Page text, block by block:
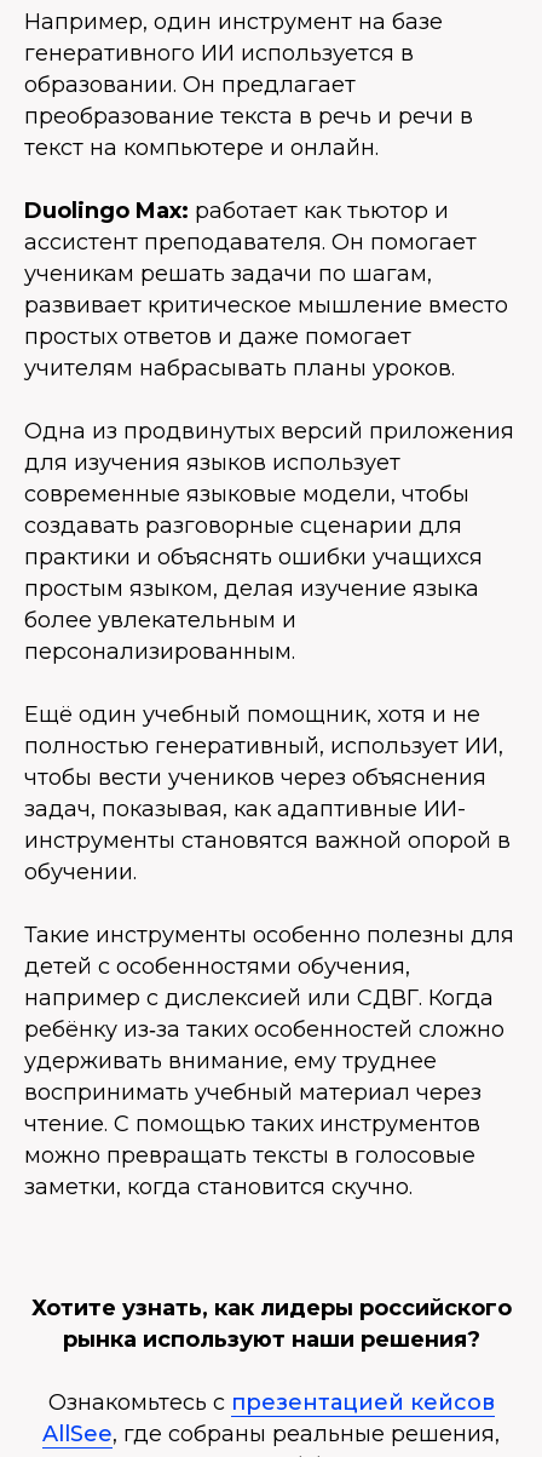
Например, один инструмент на базе
генеративного ИИ используется в
образовании. Он предлагает
преобразование текста в речь и речи в
текст на компьютере и онлайн.
Duolingo Max: работает как тьютор и
ассистент преподавателя. Он помогает
ученикам решать задачи по шагам,
развивает критическое мышление вместо
простых ответов и даже помогает
учителям набрасывать планы уроков.
Одна из продвинутых версий приложения
для изучения языков использует
современные языковые модели, чтобы
создавать разговорные сценарии для
практики и объяснять ошибки учащихся
простым языком, делая изучение языка
более увлекательным и
персонализированным.
Ещё один учебный помощник, хотя и не
полностью генеративный, использует ИИ,
чтобы вести учеников через объяснения
задач, показывая, как адаптивные ИИ-
инструменты становятся важной опорой в
обучении.
Такие инструменты особенно полезны для
детей с особенностями обучения,
например с дислексией или СДВГ. Когда
ребёнку из‑за таких особенностей сложно
удерживать внимание, ему труднее
воспринимать учебный материал через
чтение. С помощью таких инструментов
можно превращать тексты в голосовые
заметки, когда становится скучно.
Хотите узнать, как лидеры российского
рынка используют наши решения?
Ознакомьтесь с презентацией кейсов
AllSee, где собраны реальные решения,